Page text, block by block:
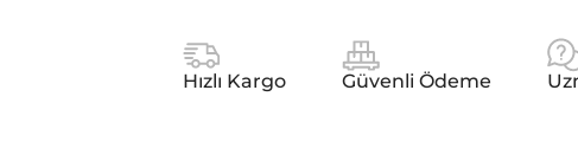
Hızlı Kargo Güvenli Ödeme